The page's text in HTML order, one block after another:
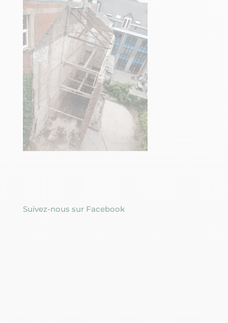
Suivez-nous sur Facebook